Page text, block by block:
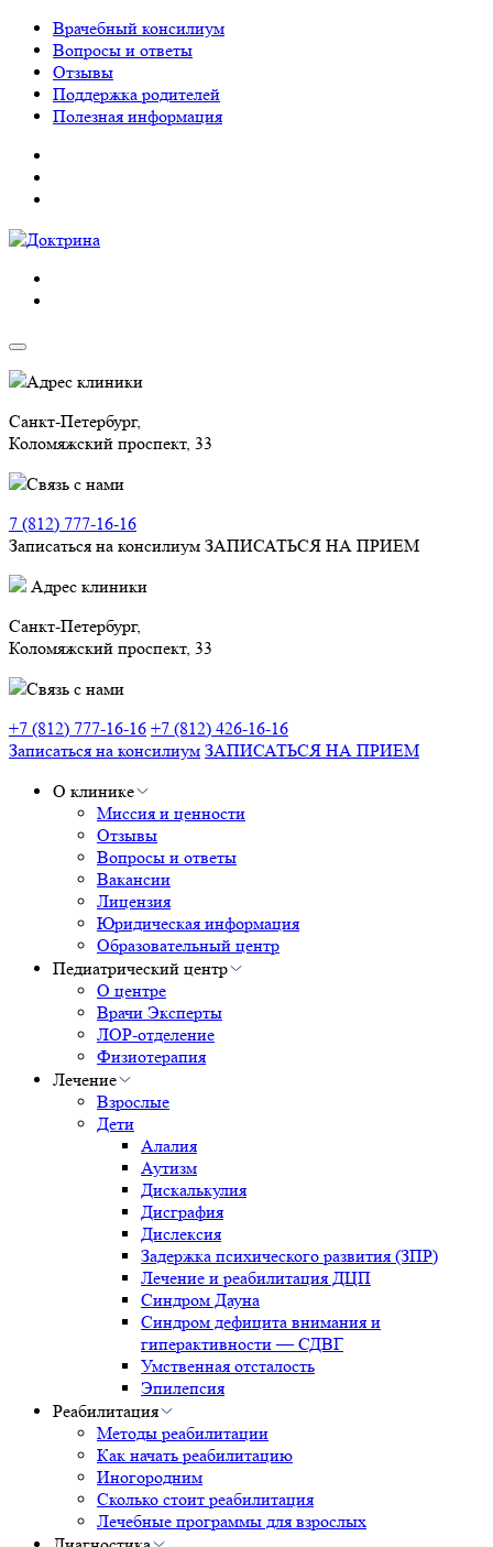
Врачебный консилиум
Вопросы и ответы
Отзывы
Поддержка родителей
Полезная информация
Адрес клиники
Санкт-Петербург,
Коломяжский проспект, 33
Связь с нами
7 (812) 777-16-16
Записаться на консилиум ЗАПИСАТЬСЯ НА ПРИЕМ
Адрес клиники
Санкт-Петербург,
Коломяжский проспект, 33
Связь с нами
+7 (812) 777-16-16 +7 (812) 426-16-16
Записаться на консилиум ЗАПИСАТЬСЯ НА ПРИЕМ
О клинике
Миссия и ценности
Отзывы
Вопросы и ответы
Вакансии
Лицензия
Юридическая информация
Образовательный центр
Педиатрический центр
О центре
Врачи Эксперты
ЛОР-отделение
Физиотерапия
Лечение
Взрослые
Дети
Алалия
Аутизм
Дискалькулия
Дисграфия
Дислексия
Задержка психического развития (ЗПР)
Лечение и реабилитация ДЦП
Синдром Дауна
Синдром дефицита внимания и
гиперактивности — СДВГ
Умственная отсталость
Эпилепсия
Реабилитация
Методы реабилитации
Как начать реабилитацию
Иногородним
Сколько стоит реабилитация
Лечебные программы для взрослых